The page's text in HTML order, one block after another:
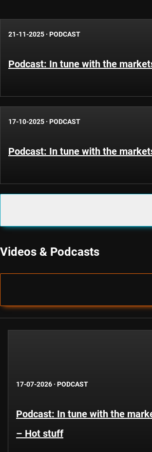
21-11-2025 · PODCAST
Podcast: In tune with the
17-10-2025 · PODCAST
Podcast: In tune with the
Videos & Podcasts
17-07-2026 · PODCAST
Podcast: In tune with the
– Hot stuff